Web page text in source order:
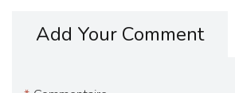
Add Your Comment